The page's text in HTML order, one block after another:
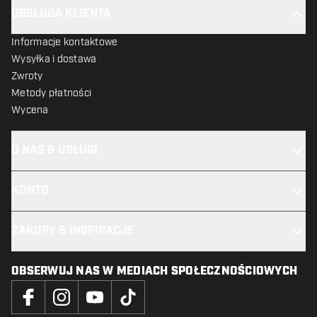
Informacje kontaktowe
Wysyłka i dostawa
Zwroty
Metody płatności
Wycena
OBSERWUJ NAS W MEDIACH SPOŁECZNOŚCIOWYCH